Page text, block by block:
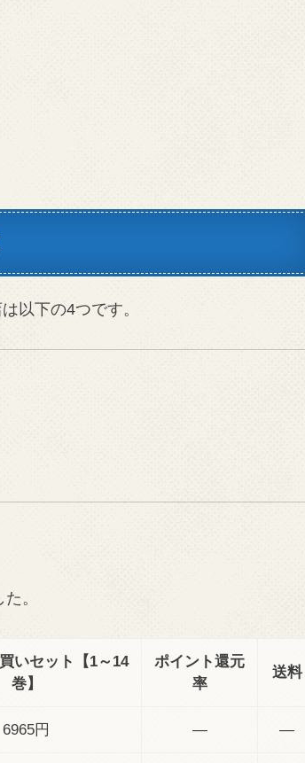
以下の4つです。
。
いセット【1～14
巻】
ポイント還元
率
送料
6965円 ― ―